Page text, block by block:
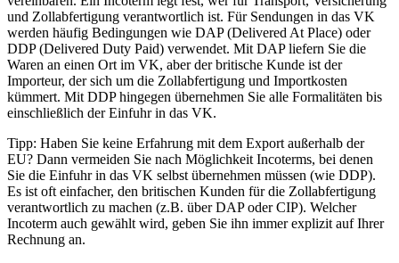
und Zollabfertigung verantwortlich ist. Für Sendungen in das VK
werden häufig Bedingungen wie DAP (Delivered At Place) oder
DDP (Delivered Duty Paid) verwendet. Mit DAP liefern Sie die
Waren an einen Ort im VK, aber der britische Kunde ist der
Importeur, der sich um die Zollabfertigung und Importkosten
kümmert. Mit DDP hingegen übernehmen Sie alle Formalitäten bis
einschließlich der Einfuhr in das VK.
Tipp: Haben Sie keine Erfahrung mit dem Export außerhalb der
EU? Dann vermeiden Sie nach Möglichkeit Incoterms, bei denen
Sie die Einfuhr in das VK selbst übernehmen müssen (wie DDP).
Es ist oft einfacher, den britischen Kunden für die Zollabfertigung
verantwortlich zu machen (z.B. über DAP oder CIP). Welcher
Incoterm auch gewählt wird, geben Sie ihn immer explizit auf Ihrer
Rechnung an.